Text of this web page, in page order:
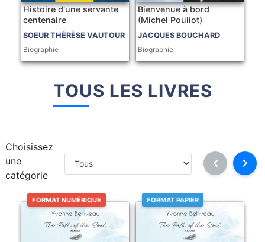
Histoire d'une servante
centenaire
SOEUR THÉRÈSE VAUTOUR
Biographie
Bienvenue à bord
(Michel Pouliot)
JACQUES BOUCHARD
Biographie
TOUS LES LIVRES
Choisissez
une
catégorie
FORMAT NUMÉRIQUE FORMAT PAPIER